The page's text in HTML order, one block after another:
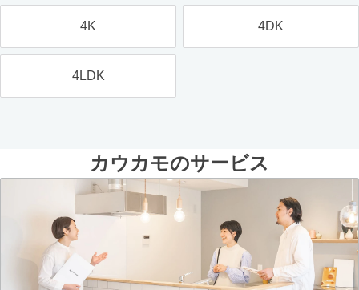
4K 4DK
4LDK
カウカモのサービス